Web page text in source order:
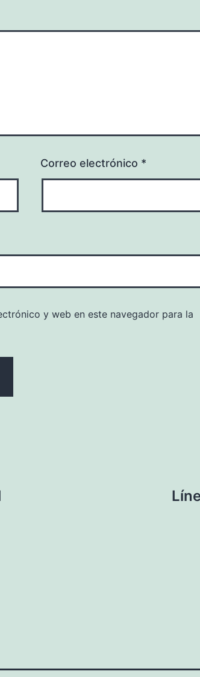
Correo electrónico *
y web en este navegador para la